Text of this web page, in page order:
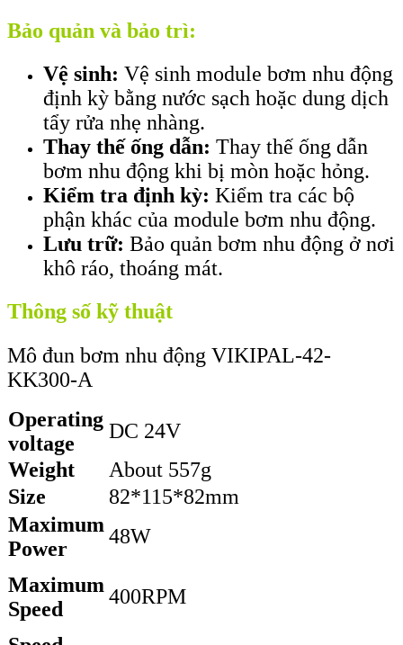
Bảo quản và bảo trì:
Vệ sinh: Vệ sinh module bơm nhu động
định kỳ bằng nước sạch hoặc dung dịch
tẩy rửa nhẹ nhàng.
Thay thế ống dẫn: Thay thế ống dẫn
bơm nhu động khi bị mòn hoặc hỏng.
Kiểm tra định kỳ: Kiểm tra các bộ
phận khác của module bơm nhu động.
Lưu trữ: Bảo quản bơm nhu động ở nơi
khô ráo, thoáng mát.
Thông số kỹ thuật
Mô đun bơm nhu động VIKIPAL-42-
KK300-A
Operating
voltage
DC 24V
Weight
About 557g
Size
82*115*82mm
Maximum
Power
48W
Maximum
Speed
400RPM